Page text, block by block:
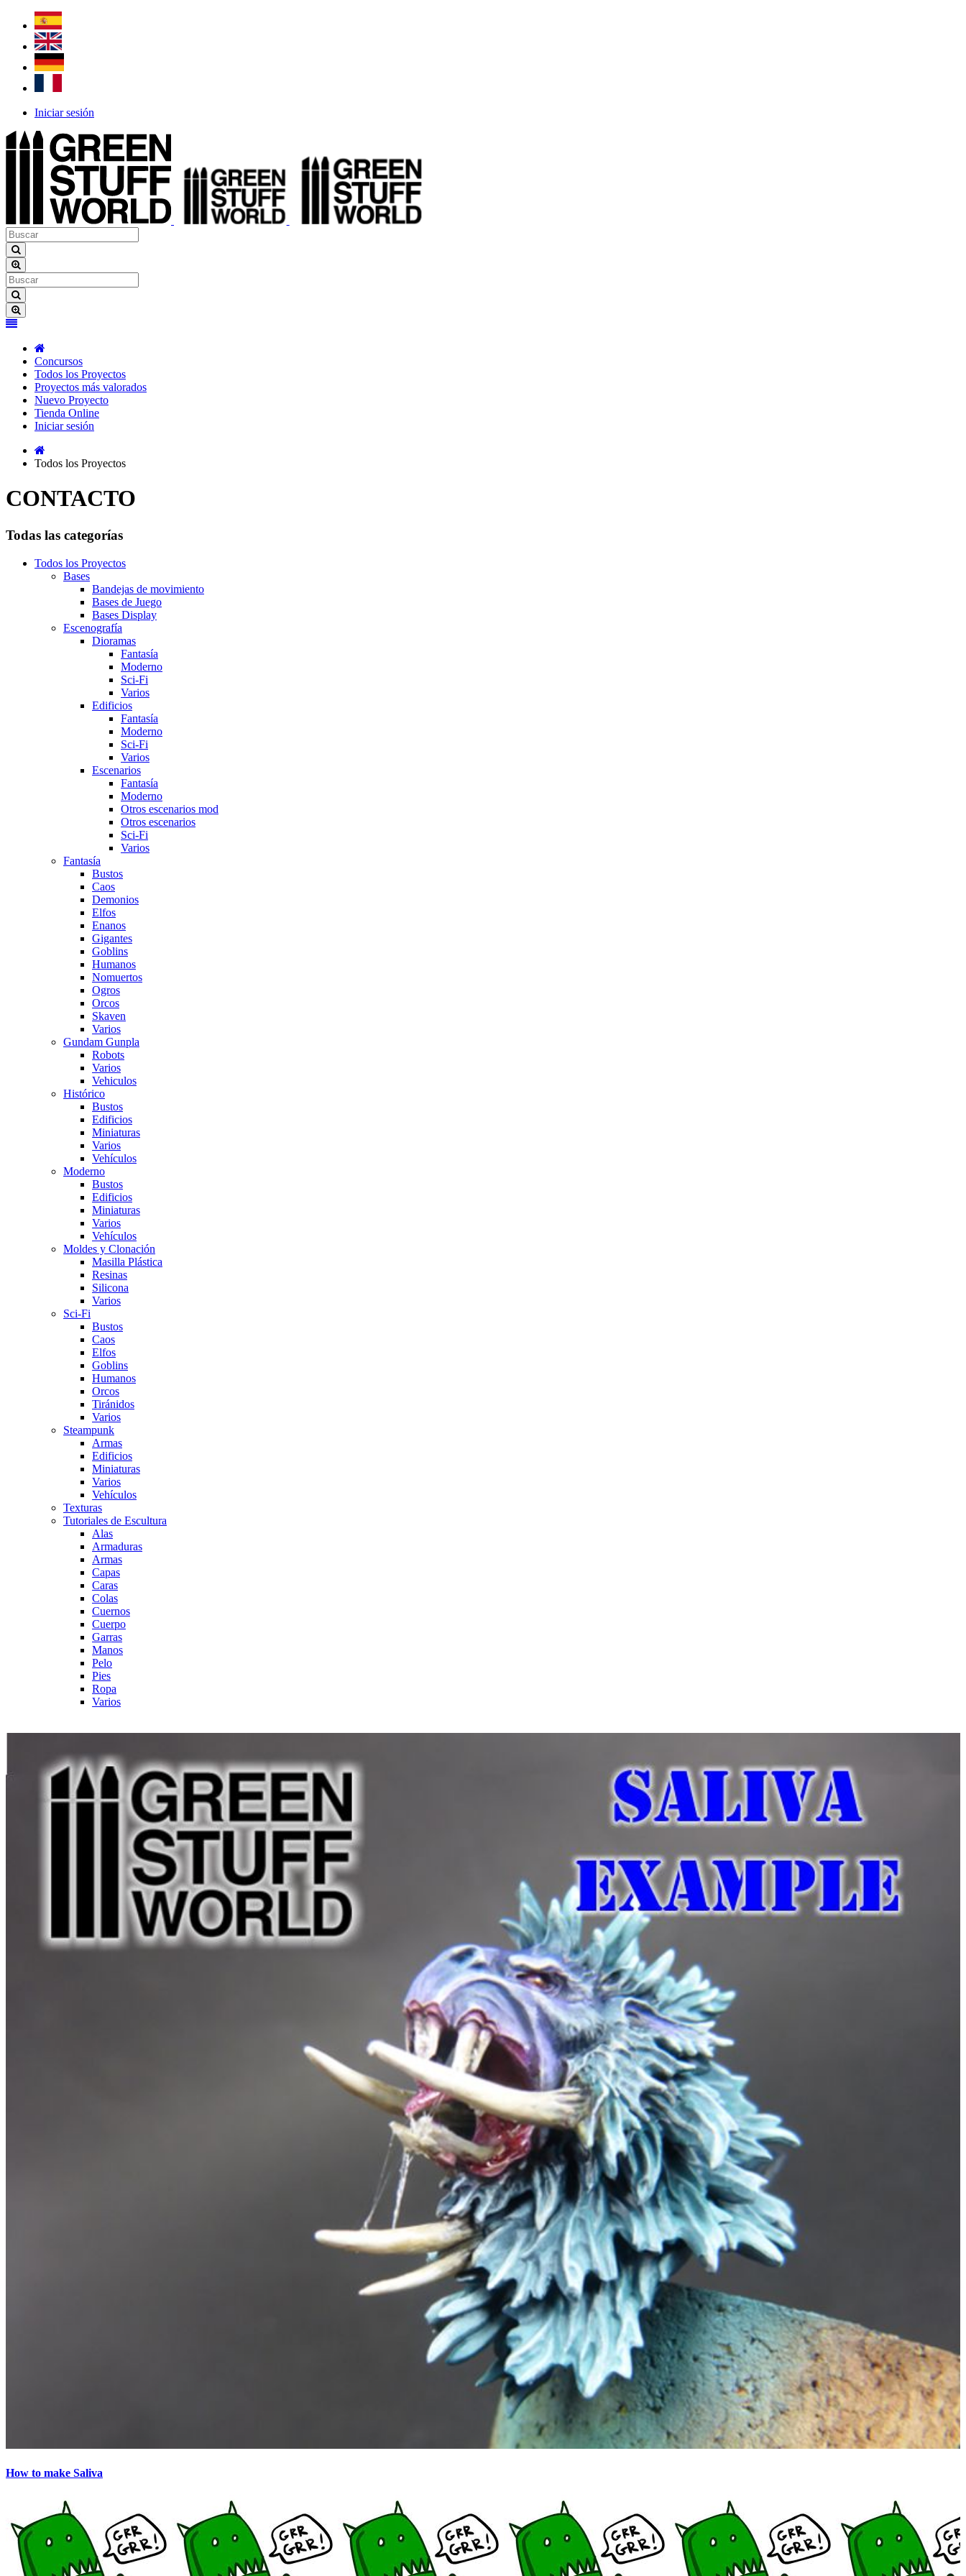
Iniciar sesión
Concursos
Todos los Proyectos
Proyectos más valorados
Nuevo Proyecto
Tienda Online
Iniciar sesión
Todos los Proyectos
CONTACTO
Todas las categorías
Todos los Proyectos
Bases
Bandejas de movimiento
Bases de Juego
Bases Display
Escenografía
Dioramas
Fantasía
Moderno
Sci-Fi
Varios
Edificios
Fantasí­a
Moderno
Sci-Fi
Varios
Escenarios
Fantasía
Moderno
Otros escenarios mod
Otros escenarios
Sci-Fi
Varios
Fantasí­a
Bustos
Caos
Demonios
Elfos
Enanos
Gigantes
Goblins
Humanos
Nomuertos
Ogros
Orcos
Skaven
Varios
Gundam Gunpla
Robots
Varios
Vehiculos
Histórico
Bustos
Edificios
Miniaturas
Varios
Vehí­culos
Moderno
Bustos
Edificios
Miniaturas
Varios
Vehí­culos
Moldes y Clonación
Masilla Plástica
Resinas
Silicona
Varios
Sci-Fi
Bustos
Caos
Elfos
Goblins
Humanos
Orcos
Tiránidos
Varios
Steampunk
Armas
Edificios
Miniaturas
Varios
Vehí­culos
Texturas
Tutoriales de Escultura
Alas
Armaduras
Armas
Capas
Caras
Colas
Cuernos
Cuerpo
Garras
Manos
Pelo
Pies
Ropa
Varios
How to make Saliva